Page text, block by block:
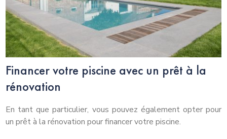
Financer votre piscine avec un prêt à la
rénovation
En tant que particulier, vous pouvez également opter pour
un prêt à la rénovation pour financer votre piscine.